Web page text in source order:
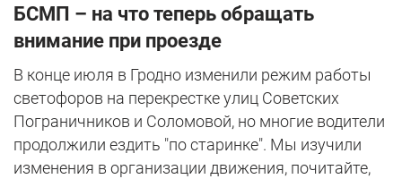
БСМП – на что теперь обращать
внимание при проезде
В конце июля в Гродно изменили режим работы
светофоров на перекрестке улиц Советских
Пограничников и Соломовой, но многие водители
продолжили ездить "по старинке". Мы изучили
изменения в организации движения, почитайте,